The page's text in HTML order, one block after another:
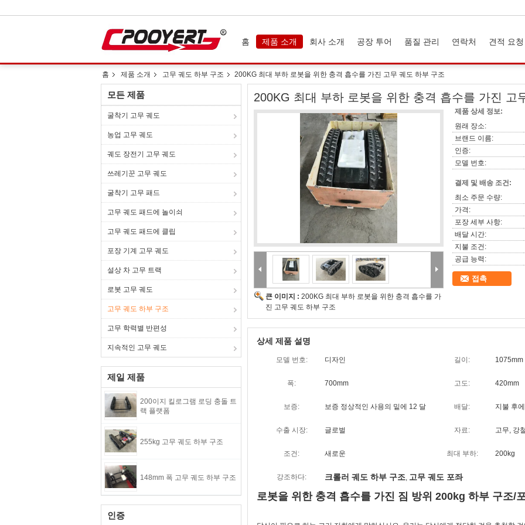
홈 제품 소개 회사 소개 공장 투어 품질 관리 연락처 견적 요청
홈 제품 소개 고무 궤도 하부 구조 200KG 최대 부하 로봇을 위한 충격 흡수를 가진 고무 궤도 하부 구조
모든 제품
굴착기 고무 궤도
농업 고무 궤도
궤도 장전기 고무 궤도
쓰레기꾼 고무 궤도
굴착기 고무 패드
고무 궤도 패드에 놀이쇠
고무 궤도 패드에 클립
포장 기계 고무 궤도
설상 차 고무 트랙
로봇 고무 궤도
고무 궤도 하부 구조
고무 학력별 반편성
지속적인 고무 궤도
제일 제품
200이지 킬로그램 로딩 충돌 트
랙 플랫폼
255kg 고무 궤도 하부 구조
148mm 폭 고무 궤도 하부 구조
인증
200KG 최대 부하 로봇을 위한 충격 흡수를 가진 고
큰 이미지 : 200KG 최대 부하 로봇을 위한 충격 흡수를 가
진 고무 궤도 하부 구조
제품 상세 정보:
원래 장소:
브랜드 이름:
인증:
모델 번호:
결제 및 배송 조건:
최소 주문 수량:
가격:
포장 세부 사항:
배달 시간:
지불 조건:
공급 능력:
접촉
상세 제품 설명
모델 번호: 디자인 길이: 1075mm
폭: 700mm 고도: 420mm
보증: 보증 정상적인 사용의 밑에 12 달 배달: 지불 후
수출 시장: 글로벌 자료: 고무, 강철
조건: 새로운 최대 부하: 200kg
강조하다: 크롤러 궤도 하부 구조, 고무 궤도 포좌
로봇을 위한 충격 흡수를 가진 짐 방위 200kg 하부 구조/